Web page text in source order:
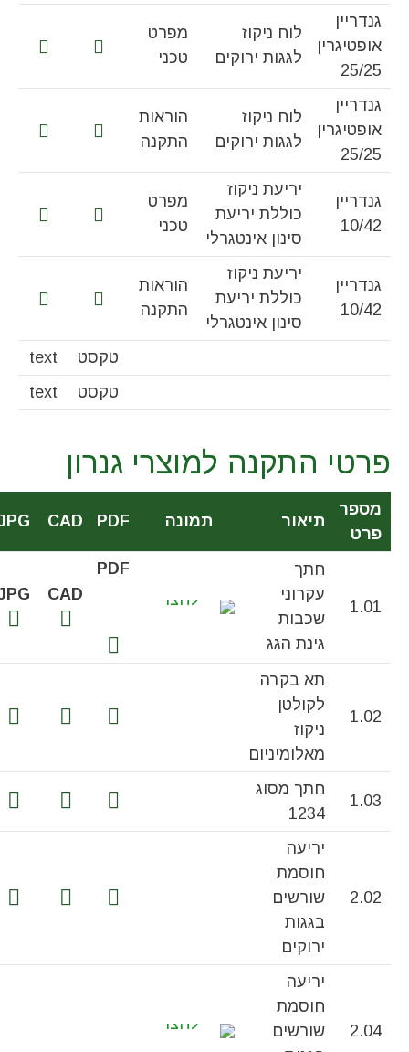
גנדריין
אופטיגרין
25/25
לוח ניקוז
לגגות ירוקים
מפרט
טכני
גנדריין
אופטיגרין
25/25
לוח ניקוז
לגגות ירוקים
הוראות
התקנה
גנדריין
10/42
יריעת ניקוז
כוללת יריעת
סינון אינטגרלי
מפרט
טכני
גנדריין
10/42
יריעת ניקוז
כוללת יריעת
סינון אינטגרלי
הוראות
התקנה
טקסט
text
טקסט
text
פרטי התקנה למוצרי גנרון
מספר
פרט
תיאור תמונה PDF
CAD
1.01
חתך
עקרוני
שכבות
גינת הגג
PDF
CAD
1.02
תא בקרה
לקולטן
ניקוז
מאלומיניום
1.03
חתך מסוג
1234
2.02
יריעה
חוסמת
שורשים
בגגות
ירוקים
2.04
יריעה
חוסמת
שורשים